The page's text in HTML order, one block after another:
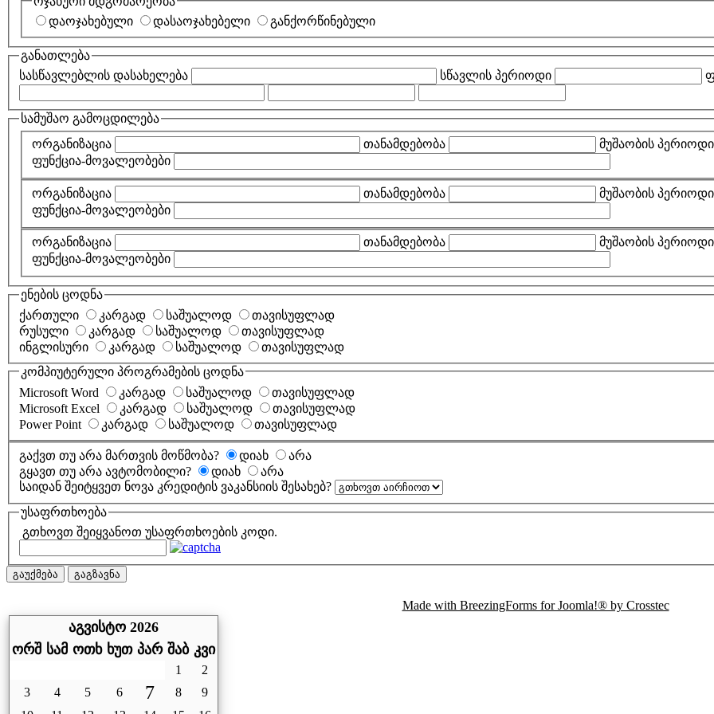
დაოჯახებული
დასაოჯახებელი განქორწინებული
განათლება
სასწავლებლის დასახელება
სწავლის პერიოდი
სამუშაო გამოცდილება
ორგანიზაცია
თანამდებობა
მუშაობის პერიოდი
ფუნქცია-მოვალეობები
ორგანიზაცია თანამდებობა
მუშაობის პერიოდი
ფუნქცია-მოვალეობები
ორგანიზაცია თანამდებობა
მუშაობის პერიოდი
ფუნქცია-მოვალეობები
ენების ცოდნა
ქართული
კარგად საშუალოდ
თავისუფლად
რუსული
კარგად საშუალოდ
თავისუფლად
ინგლისური
კარგად საშუალოდ
თავისუფლად
კომპიუტერული პროგრამების ცოდნა
Microsoft Word
კარგად საშუალოდ
თავისუფლად
Microsoft Excel
კარგად საშუალოდ
თავისუფლად
Power Point
კარგად საშუალოდ თავისუფლად
გაქვთ თუ არა მართვის მოწმობა? დიახ
არა
გყავთ თუ არა ავტომობილი?
დიახ
არა
საიდან შეიტყვეთ ნოვა კრედიტის ვაკანსიის შესახებ?
უსაფრთხოება
გთხოვთ შეიყვანოთ უსაფრთხოების კოდი.
გაუქმება გაგზავნა
Made with BreezingForms for Joomla!® by Crosstec
აგვისტო 2026
ორშ სამ ოთხ ხუთ პარ შაბ კვი
1
2
3
4 5 6 7 8
9